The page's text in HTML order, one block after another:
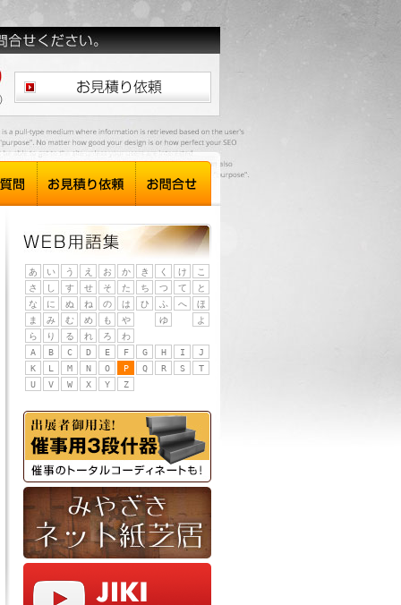
あ い う え お か き く け
こ
さ
し す せ そ た ち つ て
と
な
に ぬ ね の は ひ ふ へ
ほ
ま
み む め も や ゆ
よ
ら
り る れ ろ
わ
A
B C D E F G H I
J
K
L M N O P Q R S
T
U
V W X Y Z